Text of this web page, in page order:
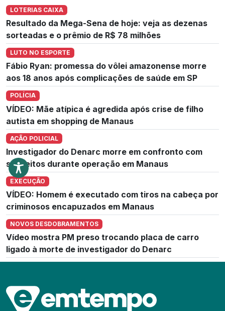
LOTERIAS CAIXA
Resultado da Mega-Sena de hoje: veja as dezenas
sorteadas e o prêmio de R$ 78 milhões
LUTO NO ESPORTE
Fábio Ryan: promessa do vôlei amazonense morre
aos 18 anos após complicações de saúde em SP
POLÍCIA
VÍDEO: Mãe atípica é agredida após crise de filho
autista em shopping de Manaus
AÇÃO POLICIAL
Investigador do Denarc morre em confronto com
suspeitos durante operação em Manaus
EXECUÇÃO
VÍDEO: Homem é executado com tiros na cabeça por
criminosos encapuzados em Manaus
NOVOS DESDOBRAMENTOS
Vídeo mostra PM preso trocando placa de carro
ligado à morte de investigador do Denarc